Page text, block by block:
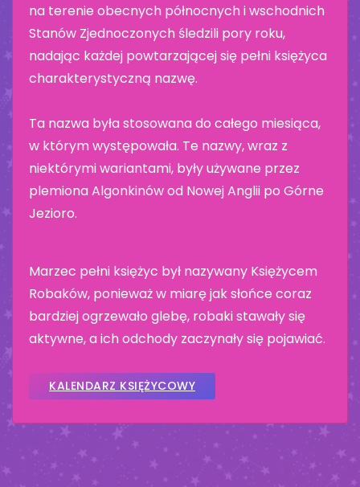
na terenie obecnych północnych i wschodnich
Stanów Zjednoczonych śledzili pory roku,
nadając każdej powtarzającej się pełni księżyca
charakterystyczną nazwę.
Ta nazwa była stosowana do całego miesiąca,
w którym występowała. Te nazwy, wraz z
niektórymi wariantami, były używane przez
plemiona Algonkinów od Nowej Anglii po Górne
Jezioro.
Marzec pełni księżyc był nazywany Księżycem
Robaków, ponieważ w miarę jak słońce coraz
bardziej ogrzewało glebę, robaki stawały się
aktywne, a ich odchody zaczynały się pojawiać.
KALENDARZ KSIĘŻYCOWY